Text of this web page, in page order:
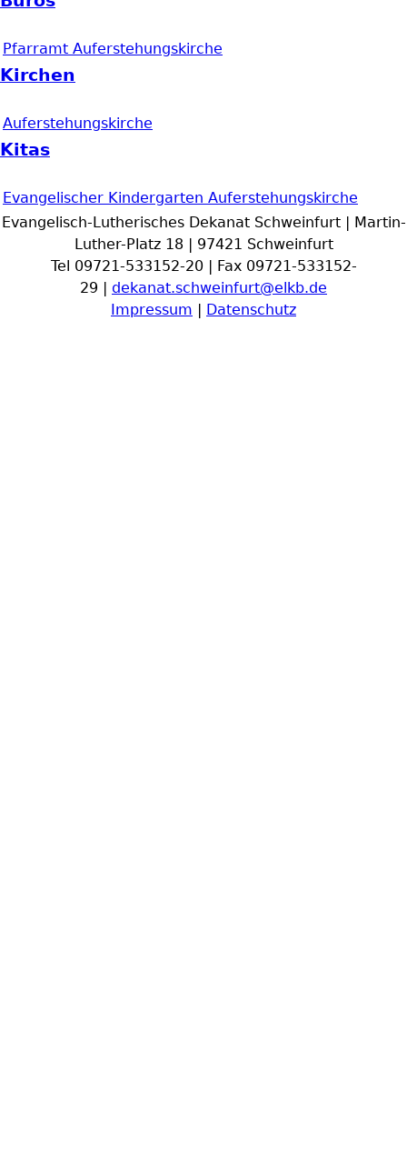
Pfarramt Auferstehungskirche
Kirchen
Auferstehungskirche
Kitas
Evangelischer Kindergarten Auferstehungskirche
Evangelisch-Lutherisches Dekanat Schweinfurt | Martin-
Luther-Platz 18 | 97421 Schweinfurt
Tel 09721-533152-20 | Fax 09721-533152-
29 | dekanat.schweinfurt@elkb.de
Impressum | Datenschutz